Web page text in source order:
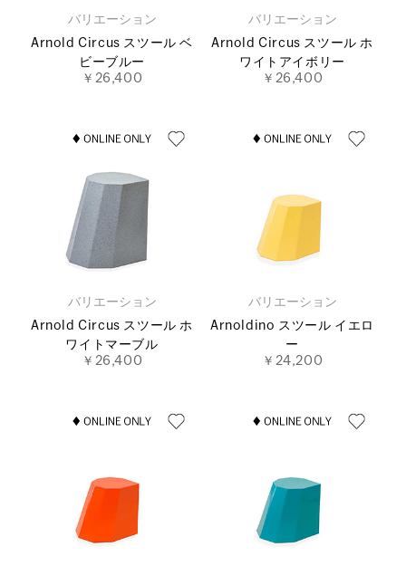
バリエーション
Arnold Circus スツール ベ
ビーブルー
￥26,400
バリエーション
Arnold Circus スツール ホ
ワイトアイボリー
￥26,400
バリエーション
Arnold Circus スツール ホ
ワイトマーブル
￥26,400
バリエーション
Arnoldino スツール イエロ
ー
￥24,200